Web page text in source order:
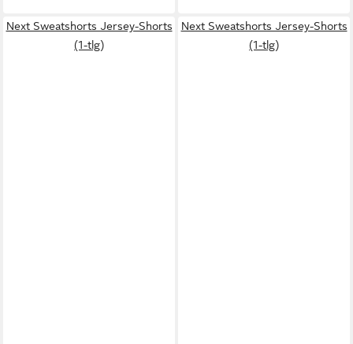
Next Sweatshorts Jersey-Shorts
(1-tlg)
Next Sweatshorts Jersey-Shorts
(1-tlg)